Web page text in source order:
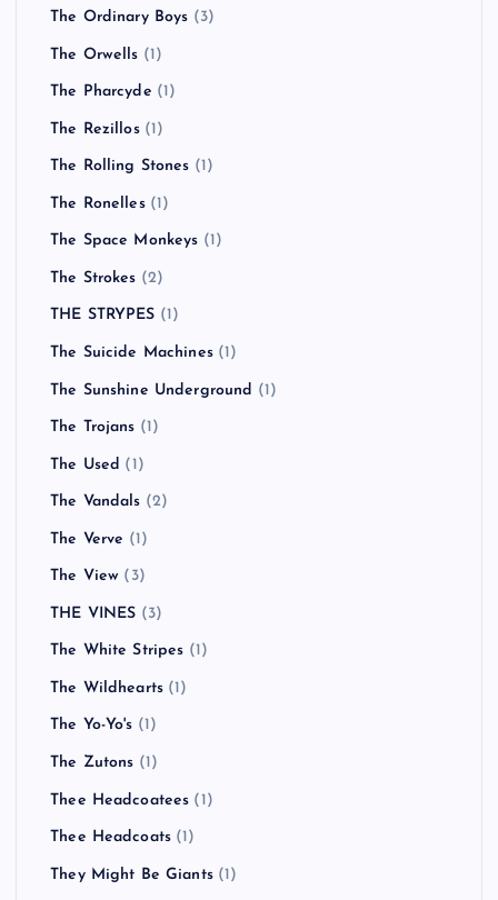
The Ordinary Boys (3)
The Orwells (1)
The Pharcyde (1)
The Rezillos(1)
The Rolling Stones (1)
The Ronelles(1)
The Space Monkeys (1)
The Strokes (2)
THE STRYPES (1)
The Suicide Machines(1)
The Sunshine Underground (1)
The Trojans (1)
The Used (1)
The Vandals (2)
The Verve (1)
The View (3)
THE VINES (3)
The White Stripes (1)
The Wildhearts (1)
The Yo-Yo's (1)
The Zutons (1)
Thee Headcoatees (1)
Thee Headcoats (1)
They Might Be Giants(1)